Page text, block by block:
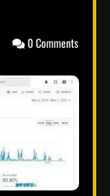
0 Comments